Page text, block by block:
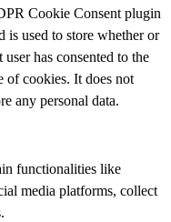
Cookie Consent plugin
is used to store whether or
user has consented to the
of cookies. It does not
any personal data.
functionalities like
media platforms, collect